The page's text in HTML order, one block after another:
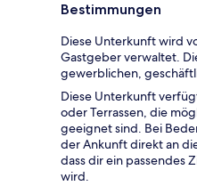
Bestimmungen
Diese Unterkunft wird
Gastgeber verwaltet.
gewerblichen,
Diese Unterkunft
oder Terrassen, die
geeignet sind. Bei
der Ankunft direkt an
dass dir ein passendes
wird.